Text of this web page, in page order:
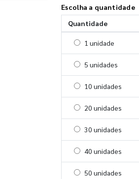
Escolha a quantidade
Quantidade
Selecionar 1
1 unidade
Selecionar 5
5 unidades
Selecionar 10
10 unidades
Selecionar 20
20 unidades
Selecionar 30
30 unidades
Selecionar 40
40 unidades
Selecionar 50
50 unidades